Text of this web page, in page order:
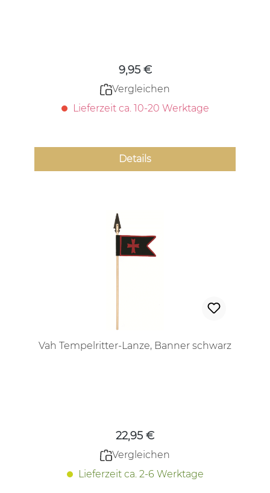
9,95 €
Vergleichen
Lieferzeit ca. 10-20 Werktage
Details
Vah Tempelritter-Lanze, Banner schwarz
22,95 €
Vergleichen
Lieferzeit ca. 2-6 Werktage